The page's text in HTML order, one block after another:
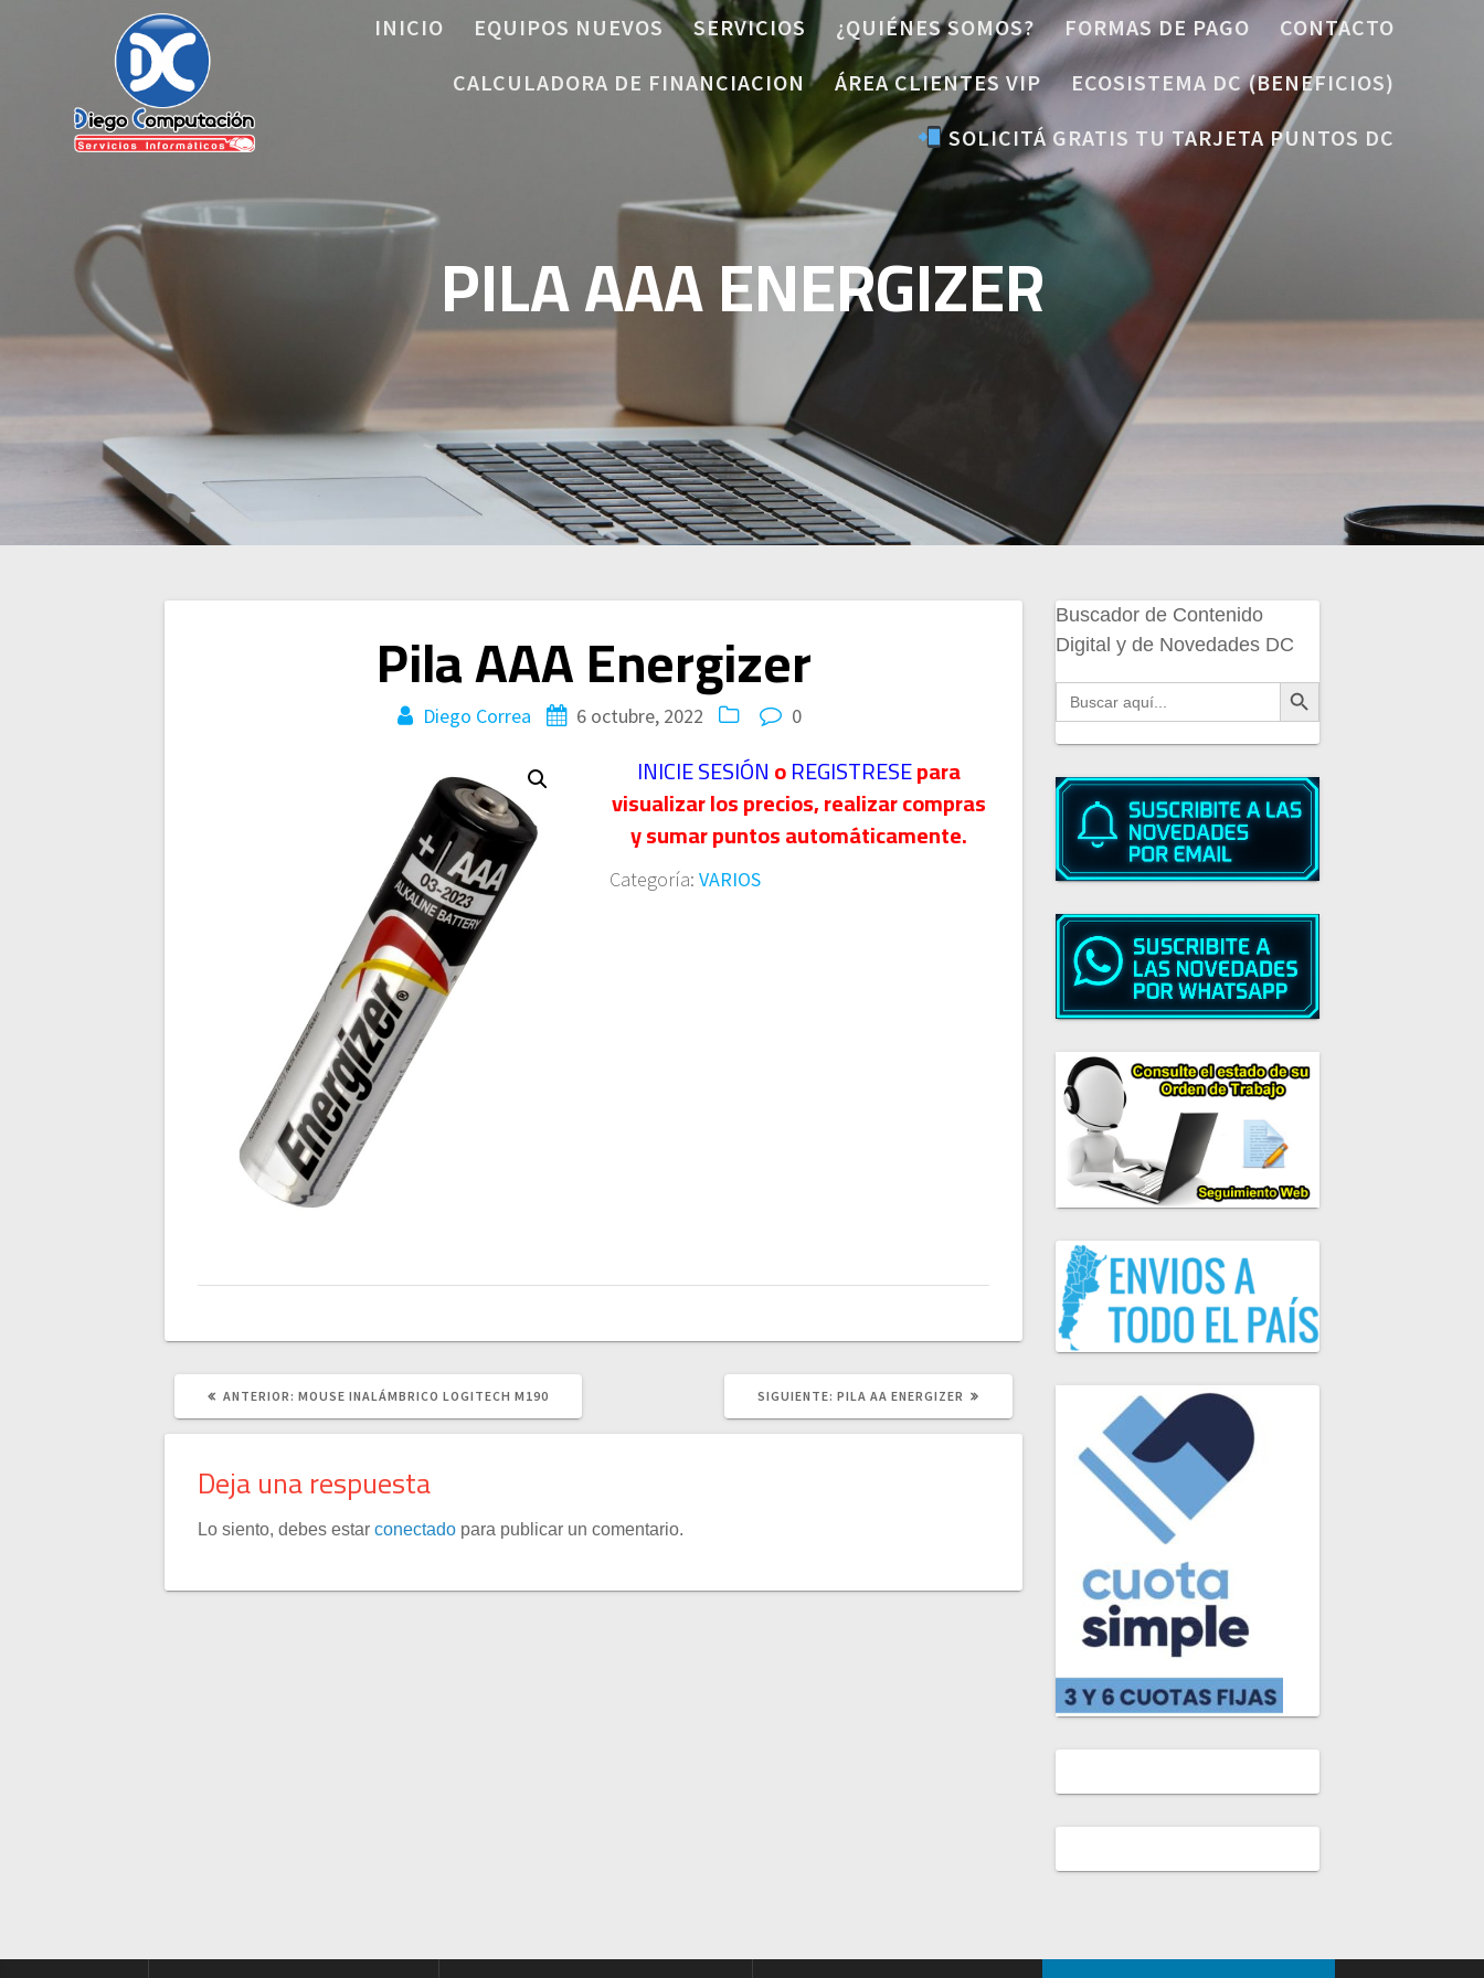
INICIO EQUIPOS NUEVOS SERVICIOS ¿QUIÉNES SOMOS? FORMAS DE PAGO
CONTACTO
CALCULADORA DE FINANCIACION
ÁREA CLIENTES VIP
ECOSISTEMA DC (BENEFICIOS)
SOLICITÁ GRATIS TU TARJETA PUNTOS DC
PILA AAA ENERGIZER
Pila AAA Energizer
Diego Correa 6 octubre, 2022 0
INICIE SESIÓNoREGISTRESEpara
visualizar los precios, realizar compras
y sumar puntos automáticamente.
Categoría: VARIOS
Navegación
ANTERIOR: POST
MOUSE INALÁMBRICO LOGITECH M190 SIGUIENTE: SIGUIENTE
PILA AA ENERGIZER
Deja una respuesta
Lo siento, debes estarconectado para publicar un comentario.
Buscador de Contenido
Digital y de Novedades DC
Buscar: Botón de búsqueda